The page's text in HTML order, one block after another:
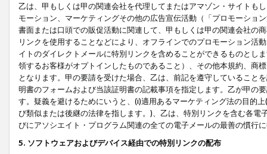
乙は、甲もしくは甲の関連会社を代理してまたはアマゾン・サイトも
モーション、マーケティングその他の広告宣伝活動（「プロモーショ
書面または口頭での販促活動に関連して、甲もしくは甲の関連会社の
リンクを使用することなどにより、オフラインでのプロモーション活
イトのダイレクトメールに特別リンクを含めることができるものとし
領するお客様がオプトインしたものであること）、その他本規約、商
となります。甲の要請を受けた場合、乙は、前記を遵守していること
明書のフォームおよび当該証明書の記載事項を指定します。乙が甲の
す。疑義を避けるためにいうと、(i)適用あるマーケティング法の目的
び類似または後継の法律を指します。)、乙は、特別リンクを含む各
びにアソシエイト・プログラム関連の全ての電子メールの最善の慣行
5. ソフトウェアおよびデバイス経由での特別リンクの配布